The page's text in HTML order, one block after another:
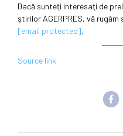
Dacă sunteţi interesaţi de
ştirilor AGERPRES, vă
[email protected].
Source link